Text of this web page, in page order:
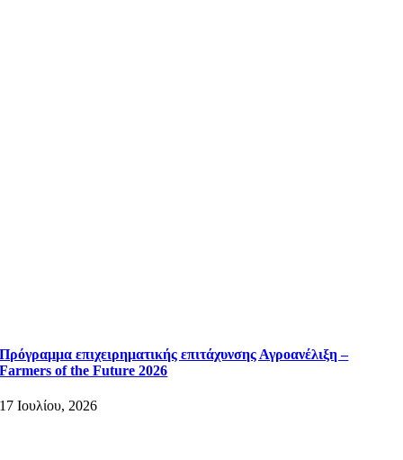
Πρόγραμμα επιχειρηματικής επιτάχυνσης Αγροανέλιξη –
Farmers of the Future 2026
17 Ιουλίου, 2026